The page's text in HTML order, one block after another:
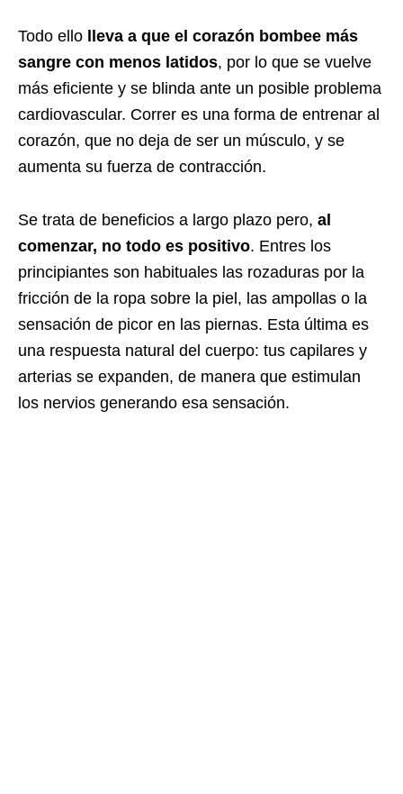
Todo ello
lleva a que el corazón bombee más
sangre con menos latidos, por lo que se vuelve
más eficiente y se blinda ante un posible problema
cardiovascular. Correr es una forma de entrenar al
corazón, que no deja de ser un músculo, y se
aumenta su fuerza de contracción.
Se trata de beneficios a largo plazo pero, al
comenzar, no todo es positivo. Entres los
principiantes son habituales las rozaduras por la
fricción de la ropa sobre la piel, las ampollas o la
sensación de picor en las piernas. Esta última es
una respuesta natural del cuerpo: tus capilares y
arterias se expanden, de manera que estimulan
los nervios generando esa sensación.